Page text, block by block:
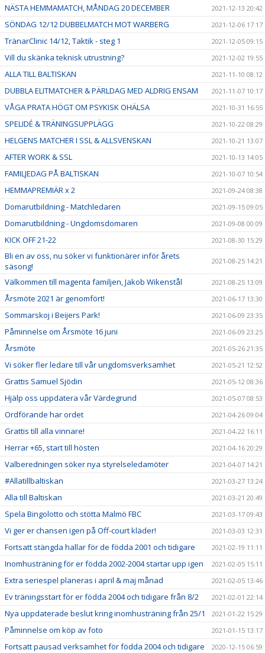
NÄSTA HEMMAMATCH, MÅNDAG 20 DECEMBER 2021-12-13 20:42
SÖNDAG 12/12 DUBBELMATCH MOT WARBERG 2021-12-06 17:17
TränarClinic 14/12, Taktik - steg 1 2021-12-05 09:15
Vill du skänka teknisk utrustning? 2021-12-02 19:55
ALLA TILL BALTISKAN 2021-11-10 08:12
DUBBLA ELITMATCHER & PÄRLDAG MED ALDRIG ENSAM 2021-11-07 10:17
VÅGA PRATA HÖGT OM PSYKISK OHÄLSA 2021-10-31 16:55
SPELIDÉ & TRÄNINGSUPPLÄGG 2021-10-22 08:29
HELGENS MATCHER I SSL & ALLSVENSKAN 2021-10-21 13:07
AFTER WORK & SSL 2021-10-13 14:05
FAMILJEDAG PÅ BALTISKAN 2021-10-07 10:54
HEMMAPREMIÄR x 2 2021-09-24 08:38
Domarutbildning - Matchledaren 2021-09-15 09:05
Domarutbildning - Ungdomsdomaren 2021-09-08 00:09
KICK OFF 21-22 2021-08-30 15:29
Bli en av oss, nu söker vi funktionärer inför årets
säsong!
2021-08-25 14:21
Välkommen till magenta familjen, Jakob Wikenstål 2021-08-25 13:09
Årsmöte 2021 är genomfört! 2021-06-17 13:30
Sommarskoj i Beijers Park! 2021-06-09 23:35
Påminnelse om Årsmöte 16 juni 2021-06-09 23:25
Årsmöte 2021-05-26 21:35
Vi söker fler ledare till vår ungdomsverksamhet 2021-05-21 12:52
Grattis Samuel Sjödin 2021-05-12 08:36
Hjälp oss uppdatera vår Värdegrund 2021-05-07 08:53
Ordförande har ordet 2021-04-26 09:04
Grattis till alla vinnare! 2021-04-22 16:11
Herrar +65, start till hösten 2021-04-16 20:29
Valberedningen söker nya styrelseledamöter 2021-04-07 14:21
#Allatillbaltiskan 2021-03-27 13:24
Alla till Baltiskan 2021-03-21 20:49
Spela Bingolotto och stötta Malmö FBC 2021-03-17 09:43
Vi ger er chansen igen på Off-court kläder! 2021-03-03 12:31
Fortsatt stängda hallar för de födda 2001 och tidigare 2021-02-19 11:11
Inomhusträning för er födda 2002-2004 startar upp igen 2021-02-05 15:11
Extra seriespel planeras i april & maj månad 2021-02-05 13:46
Ev träningsstart för er födda 2004 och tidigare från 8/2 2021-02-01 22:14
Nya uppdaterade beslut kring inomhusträning från 25/1 2021-01-22 15:29
Påminnelse om köp av foto 2021-01-15 13:17
Fortsatt pausad verksamhet för födda 2004 och tidigare 2020-12-15 06:59